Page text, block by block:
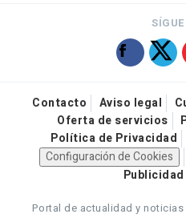
Contacto Aviso legal
Oferta de servicios
Política de Privacidad
Configuración de Cookies
Portal de actualidad y